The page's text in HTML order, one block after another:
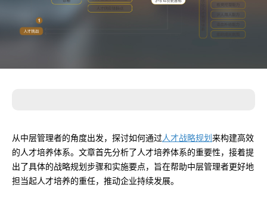
从中层管理者的角度出发，探讨如何通过人才战略规划来构建高效
的人才培养体系。文章首先分析了人才培养体系的重要性，接着提
出了具体的战略规划步骤和实施要点，旨在帮助中层管理者更好地
担当起人才培养的重任，推动企业持续发展。